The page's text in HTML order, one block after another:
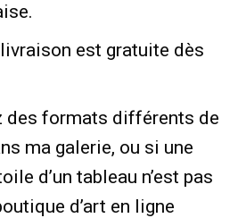
est gratuite dès
des formats différents de
ma galerie, ou si une
d’un tableau n’est pas
d’art en ligne